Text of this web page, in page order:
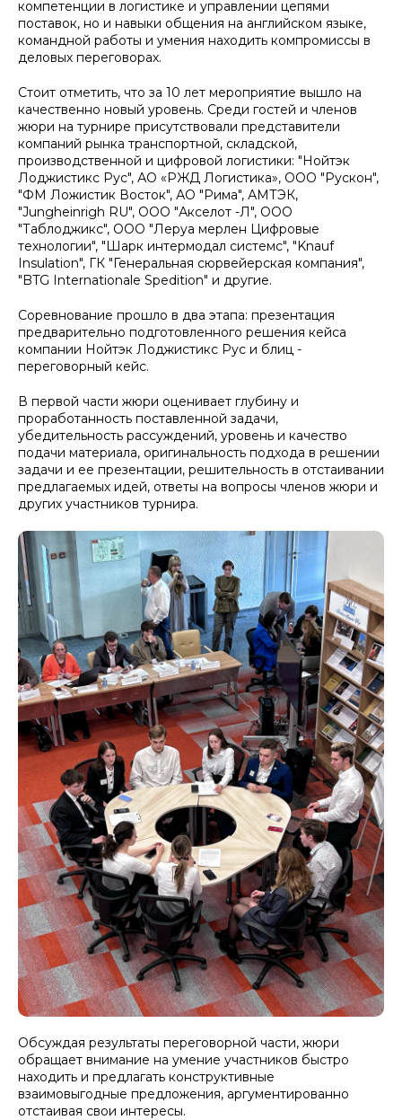
компетенции в логистике и управлении цепями
поставок, но и навыки общения на английском языке,
командной работы и умения находить компромиссы в
деловых переговорах.
Стоит отметить, что за 10 лет мероприятие вышло на
качественно новый уровень. Среди гостей и членов
жюри на турнире присутствовали представители
компаний рынка транспортной, складской,
производственной и цифровой логистики: "Нойтэк
Лоджистикс Рус", АО «РЖД Логистика», ООО "Рускон",
"ФМ Ложистик Восток", АО "Рима", АМТЭК,
"Jungheinrigh RU", ООО "Акселот -Л", ООО
"Таблоджикс", ООО "Леруа мерлен Цифровые
технологии", "Шарк интермодал системс", "Knauf
Insulation", ГК "Генеральная сюрвейерская компания",
"BTG Internationale Spedition" и другие.
Соревнование прошло в два этапа: презентация
предварительно подготовленного решения кейса
компании Нойтэк Лоджистикс Рус и блиц -
переговорный кейс.
В первой части жюри оценивает глубину и
проработанность поставленной задачи,
убедительность рассуждений, уровень и качество
подачи материала, оригинальность подхода в решении
задачи и ее презентации, решительность в отстаивании
предлагаемых идей, ответы на вопросы членов жюри и
других участников турнира.
Обсуждая результаты переговорной части, жюри
обращает внимание на умение участников быстро
находить и предлагать конструктивные
взаимовыгодные предложения, аргументированно
отстаивая свои интересы.